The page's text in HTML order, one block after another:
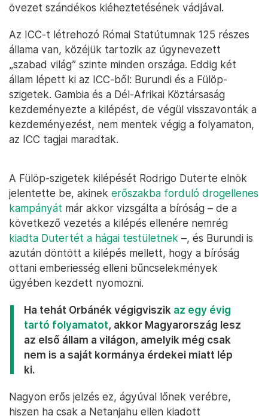
övezet szándékos kiéheztetésének vádjával.
Az ICC-t létrehozó Római Statútumnak 125 részes
állama van, közéjük tartozik az úgynevezett
„szabad világ” szinte minden országa. Eddig két
állam lépett ki az ICC-ből: Burundi és a Fülöp-
szigetek. Gambia és a Dél-Afrikai Köztársaság
kezdeményezte a kilépést, de végül visszavonták a
kezdeményezést, nem mentek végig a folyamaton,
az ICC tagjai maradtak.
A Fülöp-szigetek kilépését Rodrigo Duterte elnök
jelentette be, akinek erőszakba forduló drogellenes
kampányát már akkor vizsgálta a bíróság – de a
következő vezetés a kilépés ellenére nemrég
kiadta Dutertét a hágai testületnek –, és Burundi is
azután döntött a kilépés mellett, hogy a bíróság
ottani emberiesség elleni bűncselekmények
ügyében kezdett nyomozni.
Ha tehát Orbánék végigviszik az egy évig
tartó folyamatot, akkor Magyarország lesz
az első állam a világon, amelyik még csak
nem is a saját kormánya érdekei miatt lép
ki.
Nagyon erős jelzés ez, ágyúval lőnek verébre,
hiszen ha csak a Netanjahu ellen kiadott